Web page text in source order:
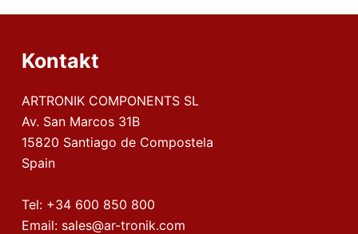
Kontakt
ARTRONIK COMPONENTS SL
Av. San Marcos 31B
15820 Santiago de Compostela
Spain
Tel: +34 600 850 800
Email: sales@ar-tronik.com